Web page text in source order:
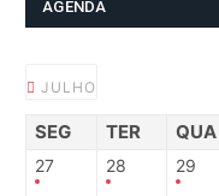
AGENDA
JULHO
SEG TER QUA
27 28 29